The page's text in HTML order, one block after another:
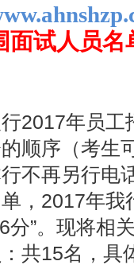
面试人员
年员工
顺序（考生
不再另行电
，2017年我
分”。现将相
15名，具